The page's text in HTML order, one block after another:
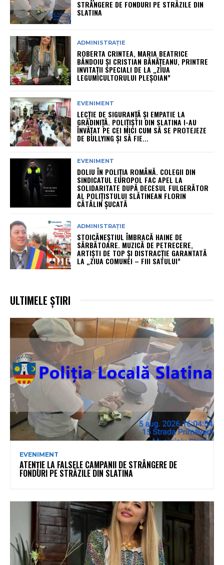
STRÂNGERE DE FONDURI PE STRĂZILE DIN
SLATINA
ADMINISTRAȚIE
ROBERTA CRINTEA, MARIA BEATRICE
BĂNDOIU ȘI CRISTIAN BĂNĂȚEANU, PRINTRE
INVITAȚII SPECIALI DE LA „ZIUA
LEGUMICULTORULUI PLEȘOIAN”
EVENIMENT
LECȚIE DE SIGURANȚĂ ȘI EMPATIE LA
GRĂDINIȚĂ. POLIȚIȘTII DIN SLATINA I-AU
ÎNVĂȚAT PE CEI MICI CUM SĂ SE PROTEJEZE
DE BULLYING ȘI SĂ FIE...
EVENIMENT
DOLIU ÎN POLIȚIA ROMÂNĂ. COLEGII DIN
SINDICATUL EUROPOL FAC APEL LA
SOLIDARITATE DUPĂ DECESUL FULGERĂTOR
AL POLIȚISTULUI SLĂTINEAN FLORIN
CĂTĂLIN ȘUCATĂ
ADMINISTRAȚIE
STOICĂNEȘTIUL ÎMBRACĂ HAINE DE
SĂRBĂTOARE. MUZICĂ DE PETRECERE,
ARTIȘTI DE TOP ȘI DISTRACȚIE GARANTATĂ
LA „ZIUA COMUNEI – FIII SATULUI”
ULTIMELE ȘTIRI
EVENIMENT
ATENȚIE LA FALSELE CAMPANII DE STRÂNGERE DE
FONDURI PE STRĂZILE DIN SLATINA